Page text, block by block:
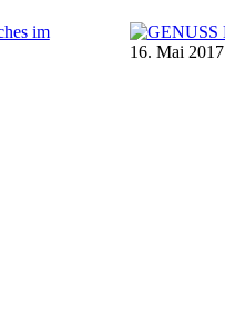
im
16. Mai 2017